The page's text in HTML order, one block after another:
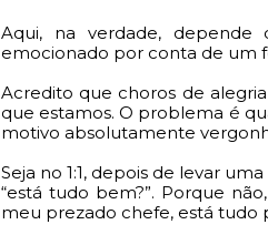
Aqui, na verdade,
emocionado por conta de um
Acredito que choros de
que estamos. O problema é
motivo absolutamente
Seja no 1:1, depois de levar
“está tudo bem?”. Porque
meu prezado chefe, está tudo